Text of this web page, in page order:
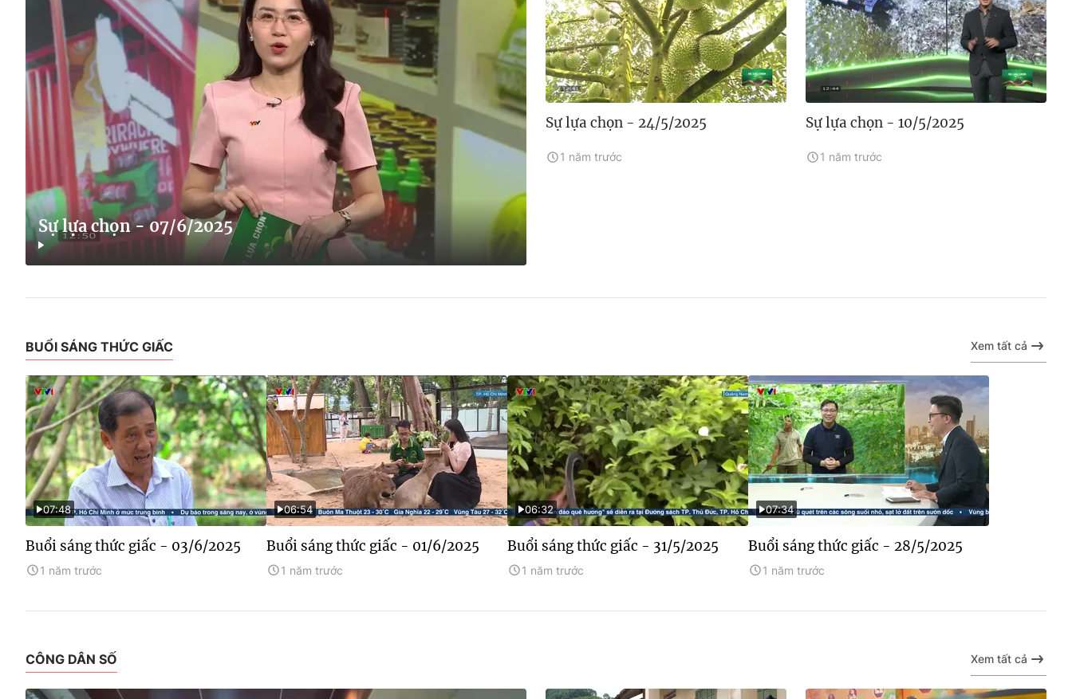
Sự lựa chọn - 07/6/2025
Sự lựa chọn - 24/5/2025
1 năm trước
Sự lựa chọn - 10/5/2025
1 năm trước
BUỔI SÁNG THỨC GIẤC Xem tất cả
07:48
Buổi sáng thức giấc - 03/6/2025
1 năm trước
06:54
Buổi sáng thức giấc - 01/6/2025
1 năm trước
06:32
Buổi sáng thức giấc - 31/5/2025
1 năm trước
07:34
Buổi sáng thức giấc - 28/5/2025
1 năm trước
CÔNG DÂN SỐ Xem tất cả